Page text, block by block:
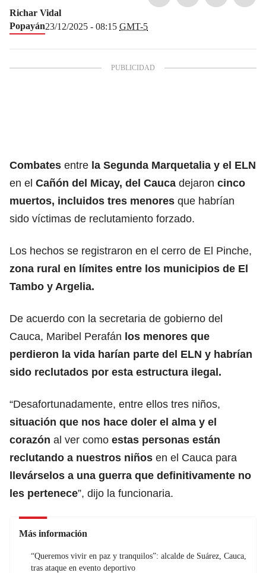
Richar Vidal
Popayán23/12/2025 - 08:15 GMT-5
Combates entre la Segunda Marquetalia y el ELN
en el Cañón del Micay, del Cauca dejaron cinco
muertos, incluidos tres menores que habrían
sido víctimas de reclutamiento forzado.
Los hechos se registraron en el cerro de El Pinche,
zona rural en límites entre los municipios de El
Tambo y Argelia.
De acuerdo con la secretaria de gobierno del
Cauca, Maribel Perafán los menores que
perdieron la vida harían parte del ELN y habrían
sido reclutados por esta estructura ilegal.
“Desafortunadamente, entre ellos tres niños,
situación que nos hace doler el alma y el
corazón al ver como estas personas están
reclutando a nuestros niños en el Cauca para
llevárselos a una guerra que definitivamente no
les pertenece”, dijo la funcionaria.
Más información
“Queremos vivir en paz y tranquilos”: alcalde de Suárez, Cauca,
tras ataque en evento deportivo